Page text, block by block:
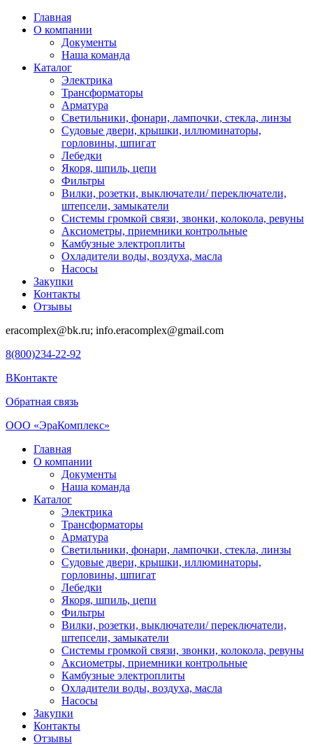
Главная
О компании
Документы
Наша команда
Каталог
Электрика
Трансформаторы
Арматура
Светильники, фонари, лампочки, стекла, линзы
Судовыe двери, крышки, иллюминаторы,
горловины, шпигат
Лебедки
Якоря, шпиль, цепи
Фильтры
Вилки, розетки, выключатели/ переключатели,
штепсели, замыкатели
Системы громкой связи, звонки, колокола, ревуны
Аксиометры, приемники контрольные
Камбузные электроплиты
Охладители воды, воздуха, масла
Насосы
Закупки
Контакты
Отзывы
eracomplex@bk.ru; info.eracomplex@gmail.com
8(800)234-22-92
ВКонтакте
Обратная связь
ООО «ЭраКомплекс»
Главная
О компании
Документы
Наша команда
Каталог
Электрика
Трансформаторы
Арматура
Светильники, фонари, лампочки, стекла, линзы
Судовыe двери, крышки, иллюминаторы,
горловины, шпигат
Лебедки
Якоря, шпиль, цепи
Фильтры
Вилки, розетки, выключатели/ переключатели,
штепсели, замыкатели
Системы громкой связи, звонки, колокола, ревуны
Аксиометры, приемники контрольные
Камбузные электроплиты
Охладители воды, воздуха, масла
Насосы
Закупки
Контакты
Отзывы